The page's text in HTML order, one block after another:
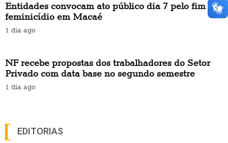
Entidades convocam ato público dia 7 pelo fim do
feminicídio em Macaé
1 dia ago
NF recebe propostas dos trabalhadores do Setor
Privado com data base no segundo semestre
1 dia ago
EDITORIAS